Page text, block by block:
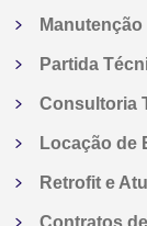
Partida
Consultoria
Locação de
Retrofit e
Contratos